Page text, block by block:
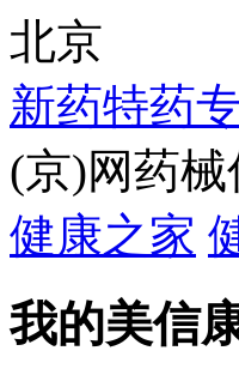
北京
新药特药
(京)网药械
健康之家
我的美信